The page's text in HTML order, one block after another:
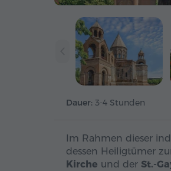
Dauer: 3-4 Stunden
Im Rahmen dieser
dessen Heiligtümer
Kirche und der St.-